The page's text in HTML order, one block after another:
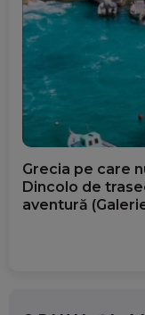
Grecia pe care
Dincolo de
aventură